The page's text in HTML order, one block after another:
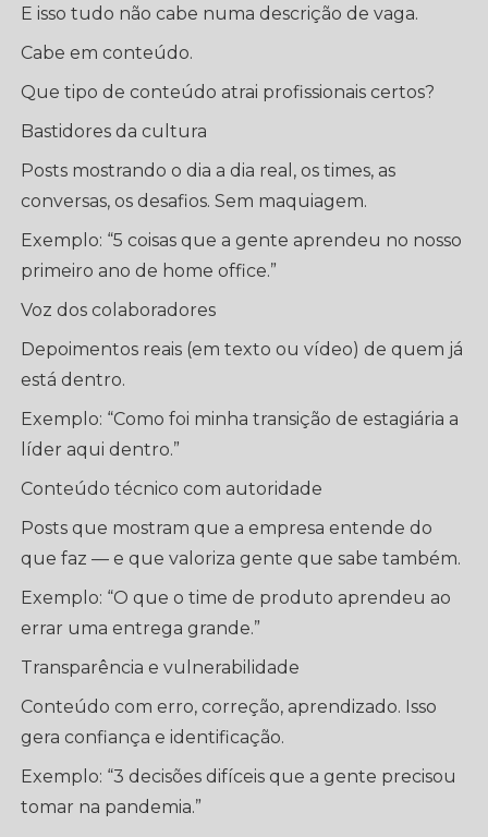
E isso tudo não cabe numa descrição de vaga.
Cabe em conteúdo.
Que tipo de conteúdo atrai profissionais certos?
Bastidores da cultura
Posts mostrando o dia a dia real, os times, as
conversas, os desafios. Sem maquiagem.
Exemplo: “5 coisas que a gente aprendeu no nosso
primeiro ano de home office.”
Voz dos colaboradores
Depoimentos reais (em texto ou vídeo) de quem já
está dentro.
Exemplo: “Como foi minha transição de estagiária a
líder aqui dentro.”
Conteúdo técnico com autoridade
Posts que mostram que a empresa entende do
que faz — e que valoriza gente que sabe também.
Exemplo: “O que o time de produto aprendeu ao
errar uma entrega grande.”
Transparência e vulnerabilidade
Conteúdo com erro, correção, aprendizado. Isso
gera confiança e identificação.
Exemplo: “3 decisões difíceis que a gente precisou
tomar na pandemia.”